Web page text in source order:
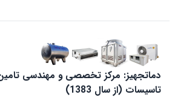
دماتجهیز: مرکز تخصصی و مهندسی
تاسیسات (از سال 1383)